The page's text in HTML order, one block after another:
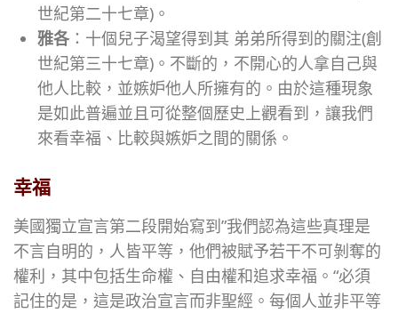
世紀第二十七章)。
雅各：十個兒子渴望得到其 弟弟所得到的關注(創
世紀第三十七章)。不斷的，不開心的人拿自己與
他人比較，並嫉妒他人所擁有的。由於這種現象
是如此普遍並且可從整個歷史上觀看到，讓我們
來看幸福、比較與嫉妒之間的關係。
幸福
美國獨立宣言第二段開始寫到”我們認為這些真理是
不言自明的，人皆平等，他們被賦予若干不可剝奪的
權利，其中包括生命權、自由權和追求幸福。“必須
記住的是，這是政治宣言而非聖經。每個人並非平等